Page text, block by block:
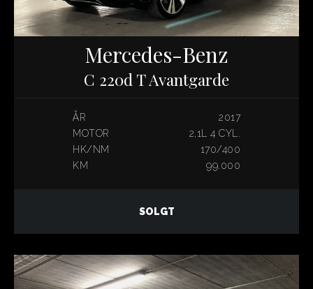
Mercedes-Benz
C 220d T Avantgarde
ÅR
2017
MOTOR
2,1L 4 CYL.
HK/NM
170/400
KM
99.000
SOLGT